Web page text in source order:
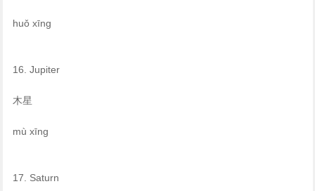
huǒ xīng
16. Jupiter
木星
mù xīng
17. Saturn